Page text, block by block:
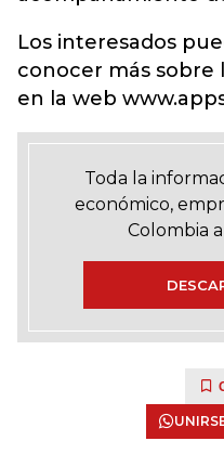
Los interesados
conocer más sobre
en la web
Toda la
económico,
Colombia